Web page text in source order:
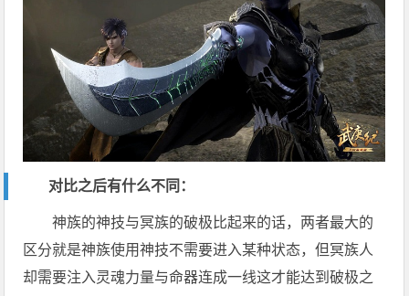
对比之后有什么不同：
神族的神技与冥族的破极比起来的话，两者最大的
区分就是神族使用神技不需要进入某种状态，但冥族人
却需要注入灵魂力量与命器连成一线这才能达到破极之